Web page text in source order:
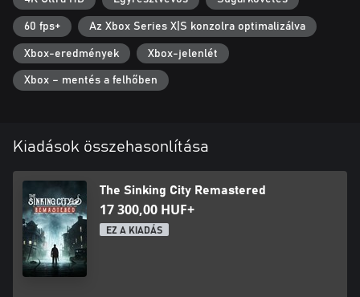
madness.
60 fps+ Az Xbox Series X|S konzolra optimalizálva
Xbox-eredmények Xbox-jelenlét
Xbox – mentés a felhőben
Kiadások összehasonlítása
The Sinking City Remastered
17 300,00 HUF+
EZ A KIADÁS